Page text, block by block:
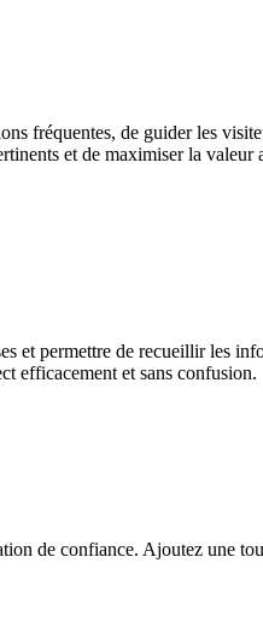
fréquentes, de guider les
et de maximiser la
et permettre de recueillir les
efficacement et sans confusion.
de confiance. Ajoutez une